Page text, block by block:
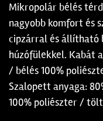
Mikropolár bélés
nagyobb komfort és
cipzárral és állítható
húzófülekkel. Kabát
/ bélés 100%
Szalopett anyaga:
100% poliészter /